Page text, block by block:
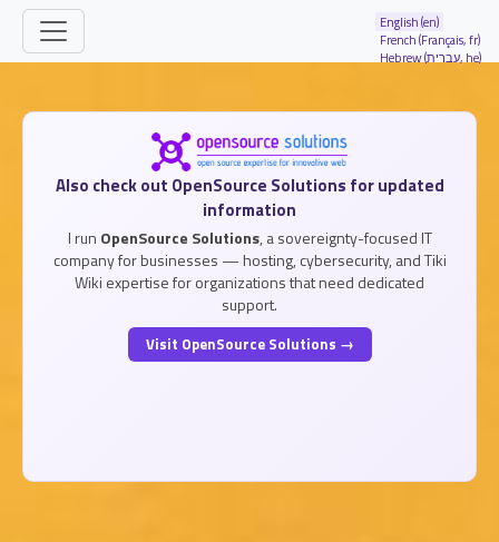
Site identity, navigation, etc.
English (en)
French (Français, fr)
Hebrew (עברית, he)
Navigation and related functionality
Also check out OpenSource Solutions for updated
information
I run OpenSource Solutions, a sovereignty-focused IT
company for businesses — hosting, cybersecurity, and Tiki
Wiki expertise for organizations that need dedicated
support.
Visit OpenSource Solutions →